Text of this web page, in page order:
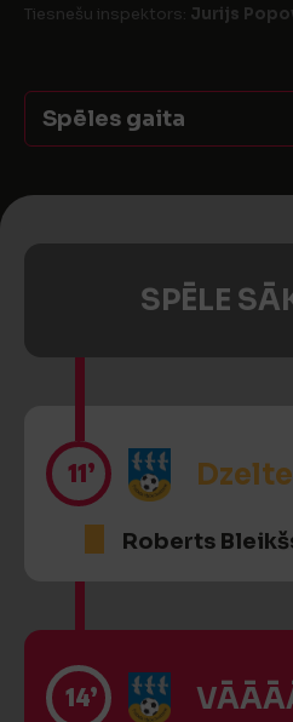
Tiesnešu inspektors: Jurijs
Spēles gaita
SPĒLE
11’
Roberts
14’